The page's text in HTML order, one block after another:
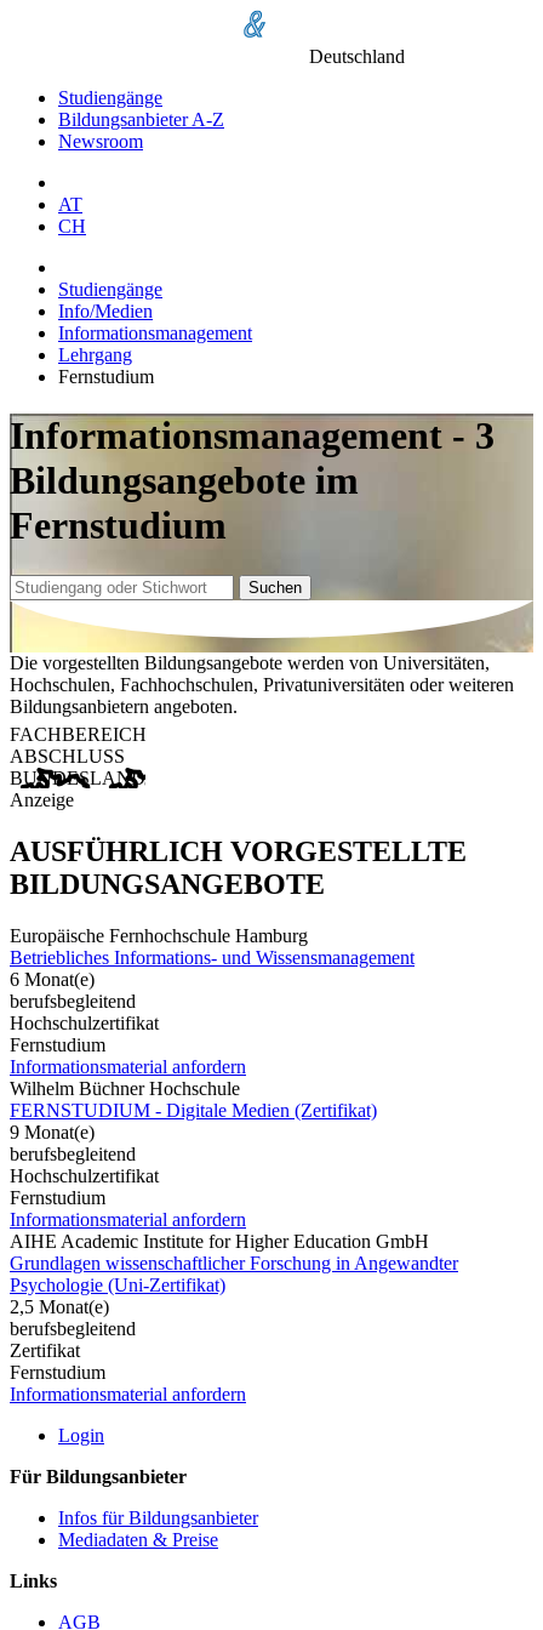
Deutschland
Studiengänge
Bildungsanbieter A-Z
Newsroom
AT
CH
Studiengänge
Info/Medien
Informationsmanagement
Lehrgang
Fernstudium
Informationsmanagement - 3
Bildungsangebote im
Fernstudium
Suchen
Die vorgestellten Bildungsangebote werden von Universitäten,
Hochschulen, Fachhochschulen, Privatuniversitäten oder weiteren
Bildungsanbietern angeboten.
FACHBEREICH
ABSCHLUSS
BUNDESLAND
Anzeige
AUSFÜHRLICH VORGESTELLTE
BILDUNGSANGEBOTE
Europäische Fernhochschule Hamburg
Betriebliches Informations- und Wissensmanagement
6 Monat(e)
berufsbegleitend
Hochschulzertifikat
Fernstudium
Informationsmaterial anfordern
Wilhelm Büchner Hochschule
FERNSTUDIUM - Digitale Medien (Zertifikat)
9 Monat(e)
berufsbegleitend
Hochschulzertifikat
Fernstudium
Informationsmaterial anfordern
AIHE Academic Institute for Higher Education GmbH
Grundlagen wissenschaftlicher Forschung in Angewandter
Psychologie (Uni-Zertifikat)
2,5 Monat(e)
berufsbegleitend
Zertifikat
Fernstudium
Informationsmaterial anfordern
Login
Für Bildungsanbieter
Infos für Bildungsanbieter
Mediadaten & Preise
Links
AGB